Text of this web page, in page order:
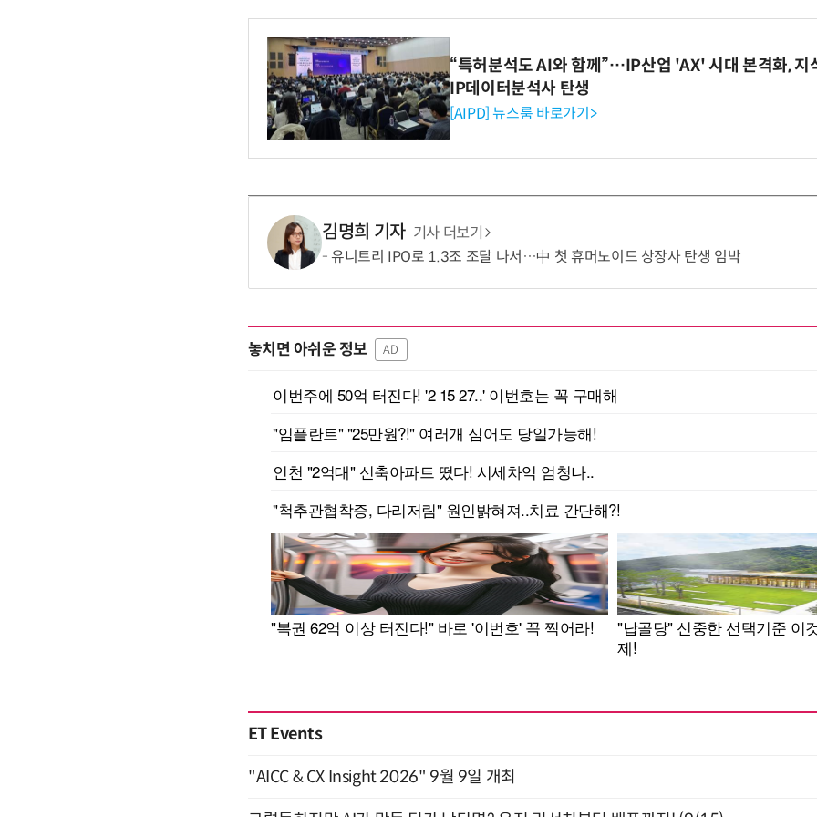
“특허분석도 AI와 함께”…IP산업 'AX' 시대 본격화, 지
IP데이터분석사 탄생
[AIPD] 뉴스룸 바로가기>
김명희 기자 기사 더보기
유니트리 IPO로 1.3조 조달 나서…中 첫 휴머노이드 상장사 탄생 임박
놓치면 아쉬운 정보 AD
ET Events
"AICC & CX Insight 2026" 9월 9일 개최